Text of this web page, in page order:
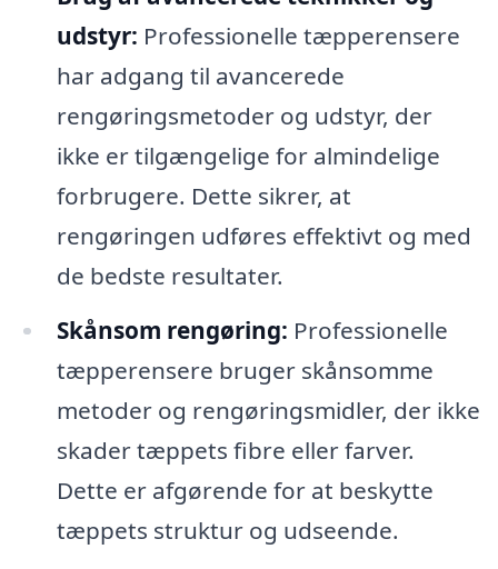
udstyr: Professionelle tæpperensere
har adgang til avancerede
rengøringsmetoder og udstyr, der
ikke er tilgængelige for almindelige
forbrugere. Dette sikrer, at
rengøringen udføres effektivt og med
de bedste resultater.
Skånsom rengøring: Professionelle
tæpperensere bruger skånsomme
metoder og rengøringsmidler, der ikke
skader tæppets fibre eller farver.
Dette er afgørende for at beskytte
tæppets struktur og udseende.